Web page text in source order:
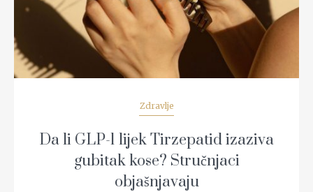
Zdravlje
Da li GLP-1 lijek Tirzepatid izaziva
gubitak kose? Stručnjaci
objašnjavaju